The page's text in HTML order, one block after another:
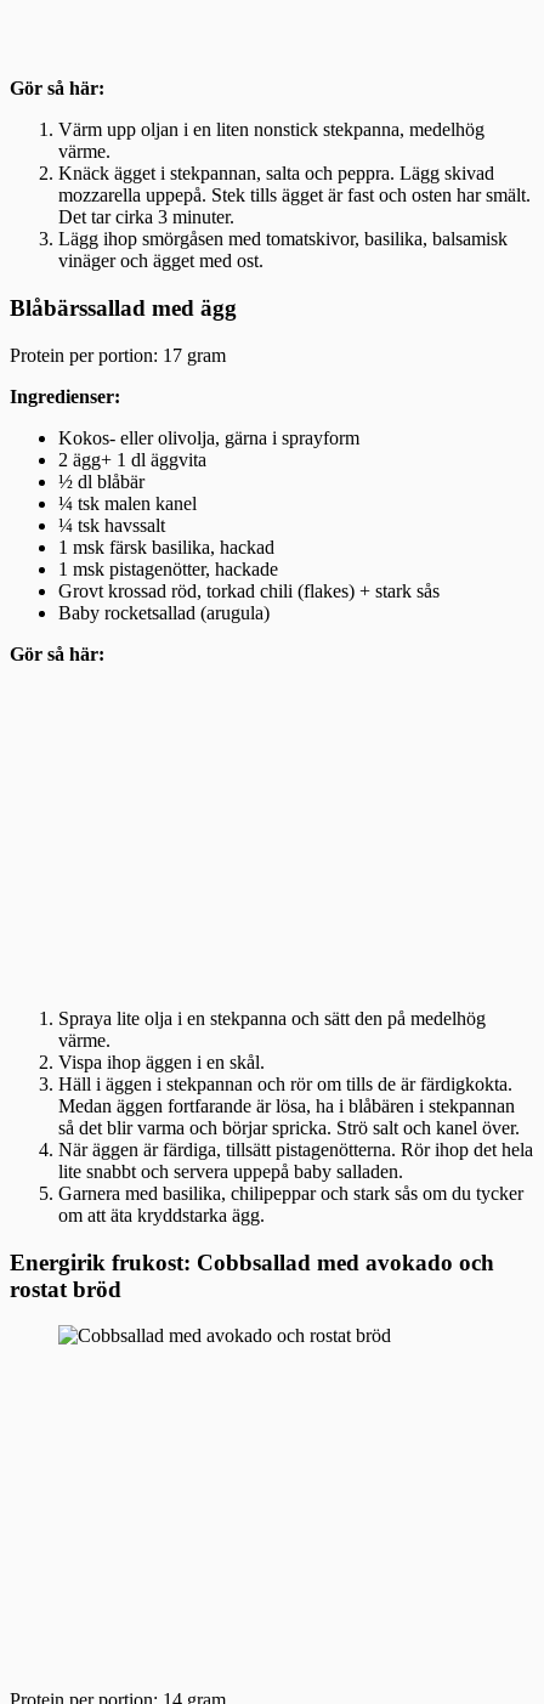
Gör så här:
Värm upp oljan i en liten nonstick stekpanna, medelhög
värme.
Knäck ägget i stekpannan, salta och peppra. Lägg skivad
mozzarella uppepå. Stek tills ägget är fast och osten har smält.
Det tar cirka 3 minuter.
Lägg ihop smörgåsen med tomatskivor, basilika, balsamisk
vinäger och ägget med ost.
Blåbärssallad med ägg
Protein per portion: 17 gram
Ingredienser:
Kokos- eller olivolja, gärna i sprayform
2 ägg+ 1 dl äggvita
½ dl blåbär
¼ tsk malen kanel
¼ tsk havssalt
1 msk färsk basilika, hackad
1 msk pistagenötter, hackade
Grovt krossad röd, torkad chili (flakes) + stark sås
Baby rocketsallad (arugula)
Gör så här:
Spraya lite olja i en stekpanna och sätt den på medelhög
värme.
Vispa ihop äggen i en skål.
Häll i äggen i stekpannan och rör om tills de är färdigkokta.
Medan äggen fortfarande är lösa, ha i blåbären i stekpannan
så det blir varma och börjar spricka. Strö salt och kanel över.
När äggen är färdiga, tillsätt pistagenötterna. Rör ihop det hela
lite snabbt och servera uppepå baby salladen.
Garnera med basilika, chilipeppar och stark sås om du tycker
om att äta kryddstarka ägg.
Energirik frukost: Cobbsallad med avokado och
rostat bröd